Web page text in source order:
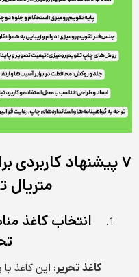
۷ پیشنهاد
متریال
انتخاب کاغذ
کاغذ تحریر: